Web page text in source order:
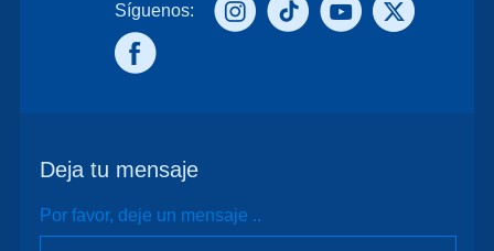
Síguenos:
Deja tu mensaje
Por favor, deje un mensaje ..